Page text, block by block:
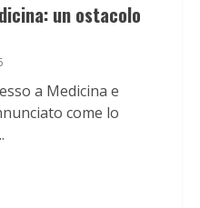
un ostacolo
a Medicina e
come lo